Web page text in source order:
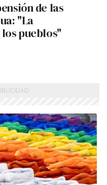
de las
"La
pueblos"